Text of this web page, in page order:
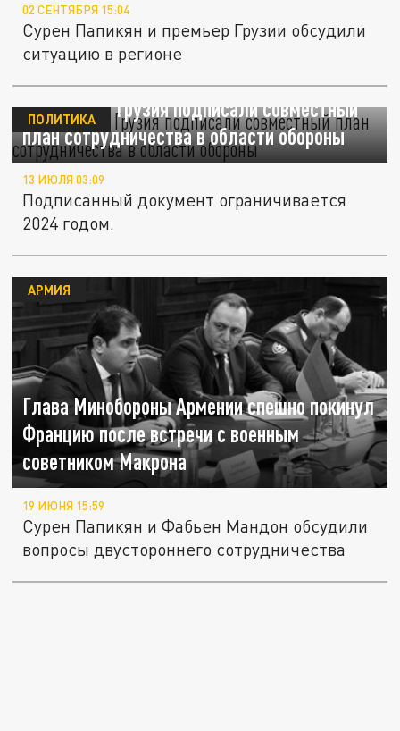
02 СЕНТЯБРЯ 15:04
Сурен Папикян и премьер Грузии обсудили
ситуацию в регионе
Армениия и Грузия подписали совместный
план сотрудничества в области обороны
ПОЛИТИКА
13 ИЮЛЯ 03:09
Подписанный документ ограничивается
2024 годом.
Глава Минобороны Армении спешно покинул
Францию после встречи с военным
советником Макрона
АРМИЯ
19 ИЮНЯ 15:59
Сурен Папикян и Фабьен Мандон обсудили
вопросы двустороннего сотрудничества